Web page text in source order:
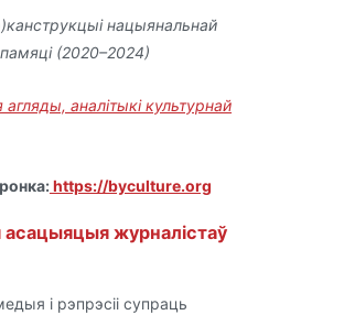
нацыянальнай
(2020–2024)
аналітыкі культурнай
https://byculture.org
асацыяцыя журналістаў
і рэпрэсіі супраць